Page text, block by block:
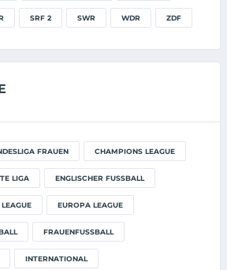
SRF 2 SWR WDR ZDF
FRAUEN CHAMPIONS LEAGUE
LIGA ENGLISCHER FUSSBALL
EUROPA LEAGUE
FRAUENFUSSBALL
INTERNATIONAL